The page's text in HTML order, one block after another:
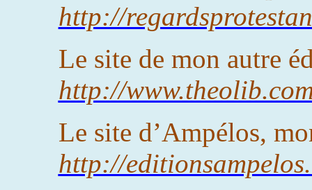
http://
Le site de mon autre
http://
Le site d’Ampélos,
http://